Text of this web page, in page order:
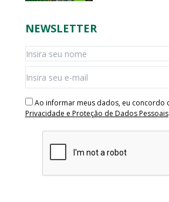
NEWSLETTER
Ao informar meus dados, eu concordo
Privacidade e Proteção de Dados Pessoais